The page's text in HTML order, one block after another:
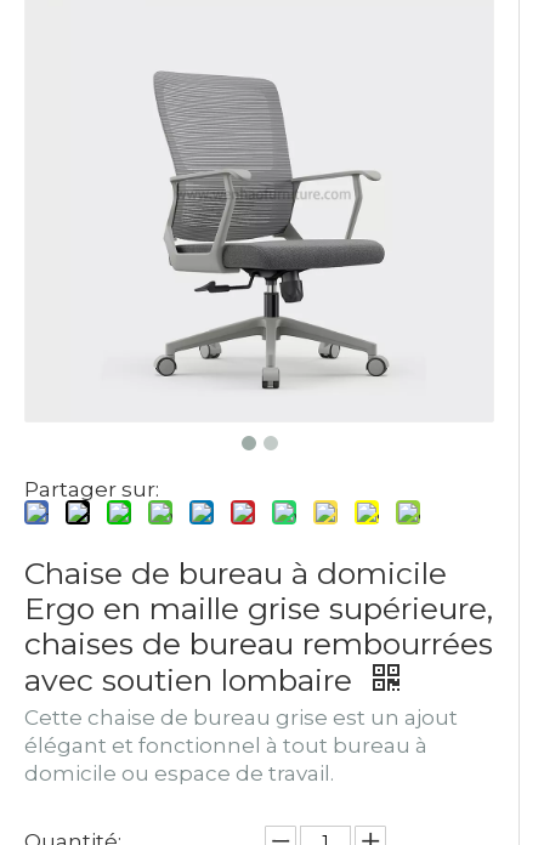
Partager sur:
Chaise de bureau à domicile
Ergo en maille grise supérieure,
chaises de bureau rembourrées
avec soutien lombaire
Cette chaise de bureau grise est un ajout
élégant et fonctionnel à tout bureau à
domicile ou espace de travail.